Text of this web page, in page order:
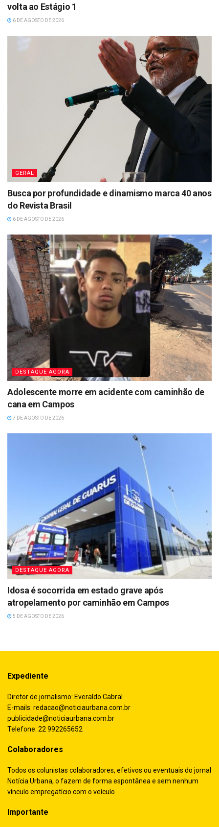
volta ao Estágio 1
6 DE AGOSTO DE 2026
GERAL
Busca por profundidade e dinamismo marca 40 anos
do Revista Brasil
6 DE AGOSTO DE 2026
DESTAQUE AGORA
Adolescente morre em acidente com caminhão de
cana em Campos
7 DE AGOSTO DE 2026
DESTAQUE AGORA
Idosa é socorrida em estado grave após
atropelamento por caminhão em Campos
5 DE AGOSTO DE 2026
Expediente
Diretor de jornalismo: Everaldo Cabral
E-mails: redacao@noticiaurbana.com.br
publicidade@noticiaurbana.com.br
Telefone: 22 992265652
Colaboradores
Todos os colunistas colaboradores, efetivos ou eventuais do jornal
Notícia Urbana, o fazem de forma espontânea e sem nenhum
vínculo empregatício com o veículo
Importante